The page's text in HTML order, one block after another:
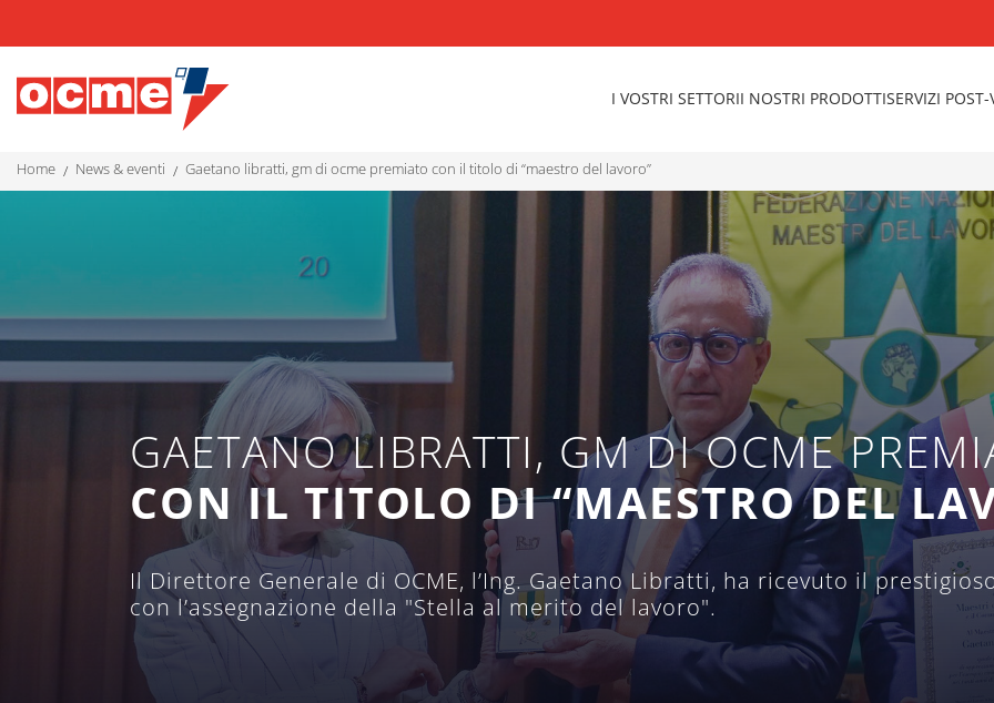
I VOSTRI SETTORII NOSTRI PRODOTTISERVIZI
home news & eventi gaetano libratti, gm di ocme premiato con il titolo di “maestro del lavoro”
GAETANO LIBRATTI, GM DI OCME
CON IL TITOLO DI “MAESTRO DEL
Il Direttore Generale di OCME, l’Ing. Gaetano Libratti, ha ricevuto il
con l’assegnazione della "Stella al merito del lavoro".